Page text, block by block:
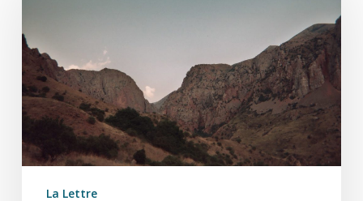
fouilles
(7/7)
La Lettre